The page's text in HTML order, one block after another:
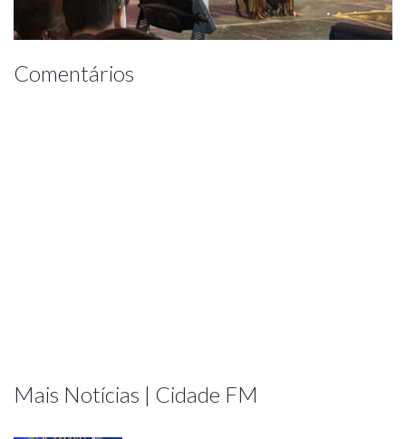
Comentários
Mais Notícias | Cidade FM